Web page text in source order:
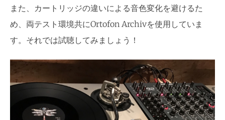
また、カートリッジの違いによる音色変化を避けるた
め、両テスト環境共にOrtofon Archivを使用していま
す。それでは試聴してみましょう！